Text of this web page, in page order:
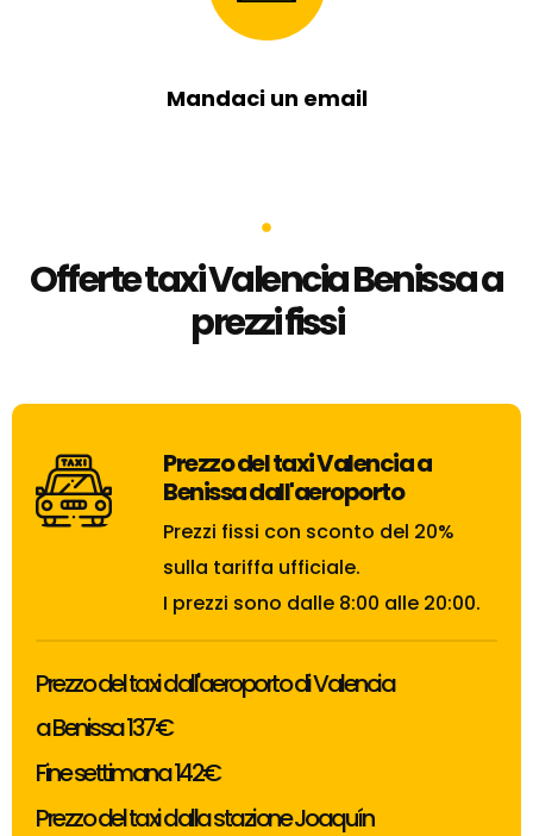
Mandaci un email
Offerte taxi Valencia Benissa a
prezzi fissi
Prezzo del taxi Valencia a
Benissa dall'aeroporto
Prezzi fissi con sconto del 20%
sulla tariffa ufficiale.
I prezzi sono dalle 8:00 alle 20:00.
Prezzo del taxi dall'aeroporto di Valencia
a Benissa 137€
Fine settimana 142€
Prezzo del taxi dalla stazione Joaquín